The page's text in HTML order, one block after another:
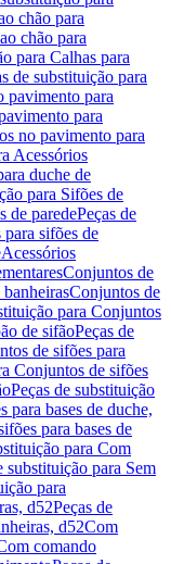
chão para
chão para
para Calhas para
de substituição para
pavimento para
para
no pavimento para
Acessórios
duche de
para Sifões de
de paredePeças de
sifões de
Acessórios
Conjuntos de
Conjuntos de
para Conjuntos
de sifãoPeças de
de sifões para
Conjuntos de sifões
Peças de substituição
para bases de duche,
para bases de
para Com
substituição para Sem
para
d52Peças de
d52Com
comando